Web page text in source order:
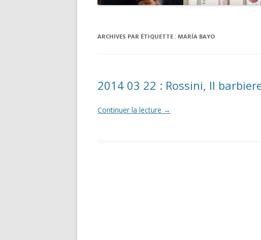
ARCHIVES PAR ÉTIQUETTE : MARÍA BAYO
2014 03 22 : Rossini, Il
Continuer la lecture →